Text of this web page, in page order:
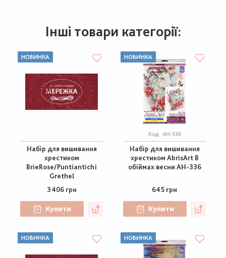
Інші товари категорії:
НОВИНКА
Набір для вишивання
хрестиком
BrieRose/Puntiantichi
Grethel
3406 грн
Купити
НОВИНКА
Код: АН-336
Набір для вишивання
хрестиком AbrisArt В
обіймах весни АН-336
645 грн
Купити
НОВИНКА НОВИНКА